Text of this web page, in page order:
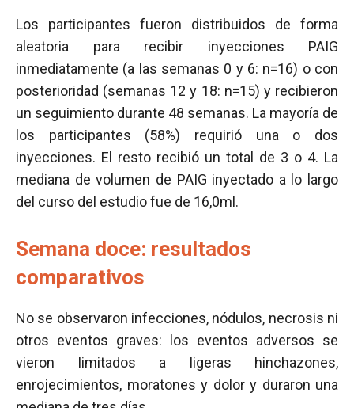
Los participantes fueron distribuidos de forma
aleatoria para recibir inyecciones PAIG
inmediatamente (a las semanas 0 y 6: n=16) o con
posterioridad (semanas 12 y 18: n=15) y recibieron
un seguimiento durante 48 semanas. La mayoría de
los participantes (58%) requirió una o dos
inyecciones. El resto recibió un total de 3 o 4. La
mediana de volumen de PAIG inyectado a lo largo
del curso del estudio fue de 16,0ml.
Semana doce: resultados
comparativos
No se observaron infecciones, nódulos, necrosis ni
otros eventos graves: los eventos adversos se
vieron limitados a ligeras hinchazones,
enrojecimientos, moratones y dolor y duraron una